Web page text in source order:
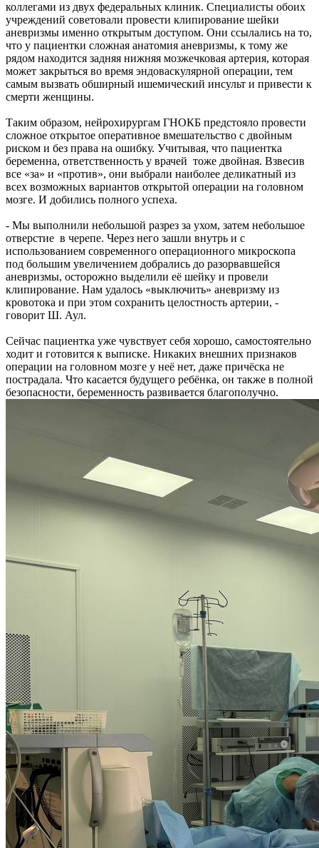
коллегами из двух федеральных клиник. Специалисты обоих
учреждений советовали провести клипирование шейки
аневризмы именно открытым доступом. Они ссылались на то,
что у пациентки сложная анатомия аневризмы, к тому же
рядом находится задняя нижняя мозжечковая артерия, которая
может закрыться во время эндоваскулярной операции, тем
самым вызвать обширный ишемический инсульт и привести к
смерти женщины.
Таким образом, нейрохирургам ГНОКБ предстояло провести
сложное открытое оперативное вмешательство с двойным
риском и без права на ошибку. Учитывая, что пациентка
беременна, ответственность у врачей тоже двойная. Взвесив
все «за» и «против», они выбрали наиболее деликатный из
всех возможных вариантов открытой операции на головном
мозге. И добились полного успеха.
- Мы выполнили небольшой разрез за ухом, затем небольшое
отверстие в черепе. Через него зашли внутрь и с
использованием современного операционного микроскопа
под большим увеличением добрались до разорвавшейся
аневризмы, осторожно выделили её шейку и провели
клипирование. Нам удалось «выключить» аневризму из
кровотока и при этом сохранить целостность артерии, -
говорит Ш. Аул.
Сейчас пациентка уже чувствует себя хорошо, самостоятельно
ходит и готовится к выписке. Никаких внешних признаков
операции на головном мозге у неё нет, даже причёска не
пострадала. Что касается будущего ребёнка, он также в полной
безопасности, беременность развивается благополучно.